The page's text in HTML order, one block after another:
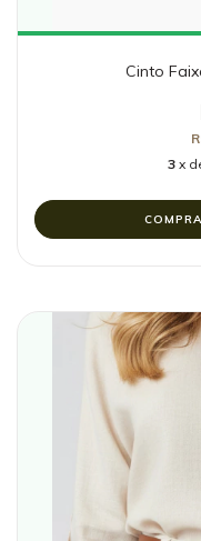
Cinto
3 x